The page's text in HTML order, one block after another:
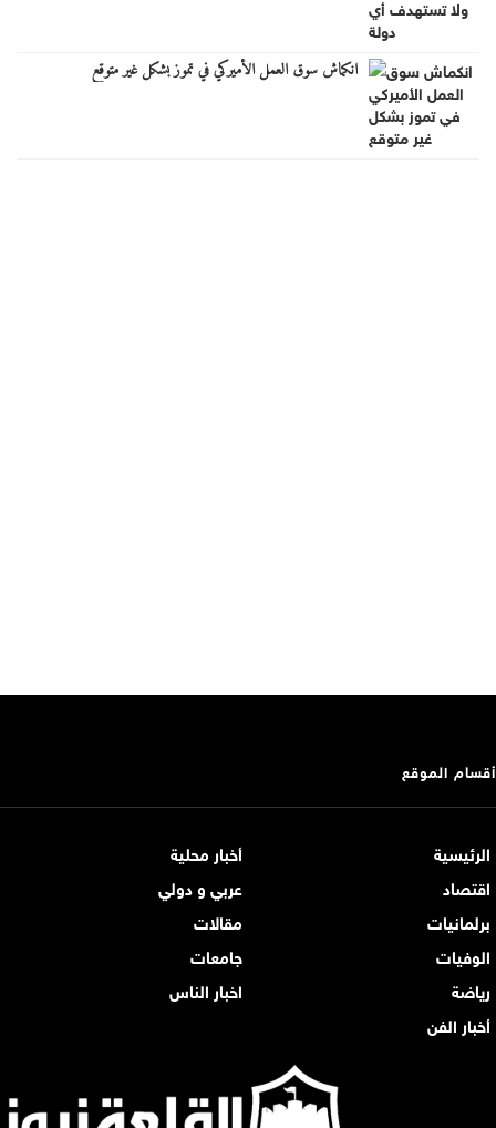
انكماش سوق العمل الأميركي في تموز بشكل غير متوقع
أقسام الموقع
الرئيسية
أخبار محلية
اقتصاد
عربي و دولي
برلمانيات
مقالات
الوفيات
جامعات
رياضة
اخبار الناس
أخبار الفن